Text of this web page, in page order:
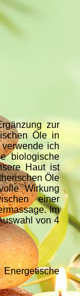
zur
Öle in
ich
biologische
Haut ist
Öle
Wirkung
einer
Im
von 4